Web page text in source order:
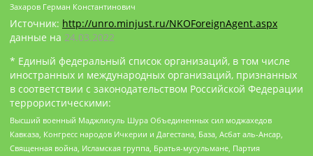
Захаров Герман Константинович
Источник: http://unro.minjust.ru/NKOForeignAgent.aspx
данные на 24.03.2022
* Единый федеральный список организаций, в том числе
иностранных и международных организаций, признанных
в соответствии с законодательством Российской Федерации
террористическими:
Высший военный Маджлисуль Шура Объединенных сил моджахедов
Кавказа, Конгресс народов Ичкерии и Дагестана, База, Асбат аль-Ансар,
Священная война, Исламская группа, Братья-мусульмане, Партия